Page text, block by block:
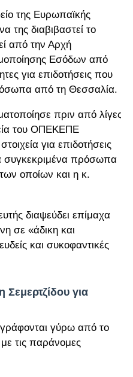
της Ευρωπαϊκής
της διαβιβαστεί το
από την Αρχή
Εσόδων από
για επιδοτήσεις που
από τη Θεσσαλία.
πριν από λίγες
του ΟΠΕΚΕΠΕ
για επιδοτήσεις
συγκεκριμένα πρόσωπα
οποίων και η κ.
διαψεύδει επίμαχα
σε «άδικη και
και συκοφαντικές
για
γύρω από το
με τις παράνομες